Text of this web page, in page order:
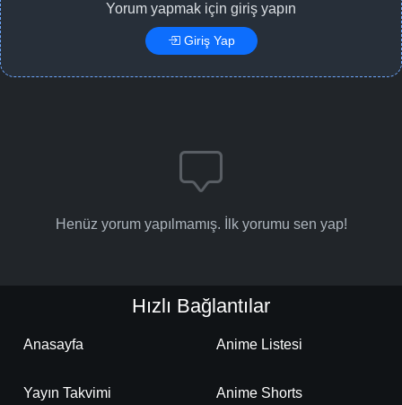
Yorum yapmak için giriş yapın
Giriş Yap
Henüz yorum yapılmamış. İlk yorumu sen yap!
Hızlı Bağlantılar
Anasayfa Anime Listesi
Yayın Takvimi Anime Shorts